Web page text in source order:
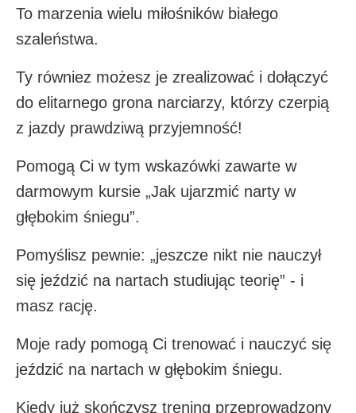
To marzenia wielu miłośników białego
szaleństwa.
Ty równiez możesz je zrealizować i dołączyć
do elitarnego grona narciarzy, którzy czerpią
z jazdy prawdziwą przyjemność!
Pomogą Ci w tym wskazówki zawarte w
darmowym kursie „Jak ujarzmić narty w
głębokim śniegu”.
Pomyślisz pewnie: „jeszcze nikt nie nauczył
się jeździć na nartach studiując teorię” - i
masz rację.
Moje rady pomogą Ci trenować i nauczyć się
jeździć na nartach w głębokim śniegu.
Kiedy już skończysz trening przeprowadzony